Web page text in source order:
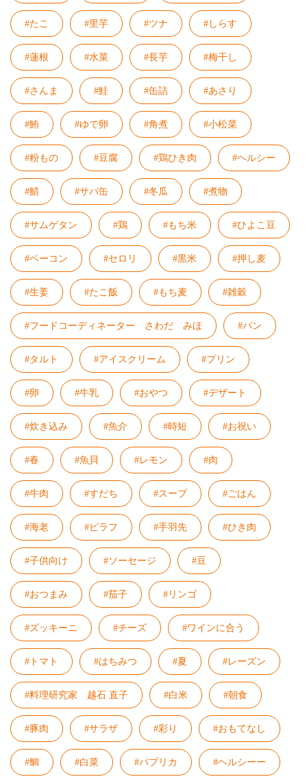
#たこ #里芋 #ツナ #しらす
#蓮根 #水菜 #長芋 #梅干し
#さんま #鮭 #缶詰 #あさり
#鮪 #ゆで卵 #角煮 #小松菜
#粉もの #豆腐 #鶏ひき肉 #ヘルシー
#鯖 #サバ缶 #冬瓜 #煮物
#サムゲタン #鶏 #もち米 #ひよこ豆
#ベーコン #セロリ #黒米 #押し麦
#生姜 #たこ飯 #もち麦 #雑穀
#フードコーディネーター さわだ みほ #パン
#タルト #アイスクリーム #プリン
#卵 #牛乳 #おやつ #デザート
#炊き込み #魚介 #時短 #お祝い
#春 #魚貝 #レモン #肉
#牛肉 #すだち #スープ #ごはん
#海老 #ピラフ #手羽先 #ひき肉
#子供向け #ソーセージ #豆
#おつまみ #茄子 #リンゴ
#ズッキーニ #チーズ #ワインに合う
#トマト #はちみつ #夏 #レーズン
#料理研究家 越石 直子 #白米 #朝食
#豚肉 #サラザ #彩り #おもてなし
#鯛 #白菜 #パプリカ #ヘルシーー